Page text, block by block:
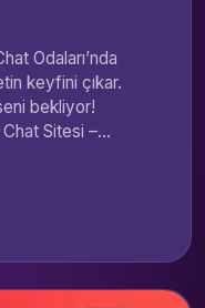
Odaları’nda
keyfini çıkar.
bekliyor!
Chat Sitesi –...